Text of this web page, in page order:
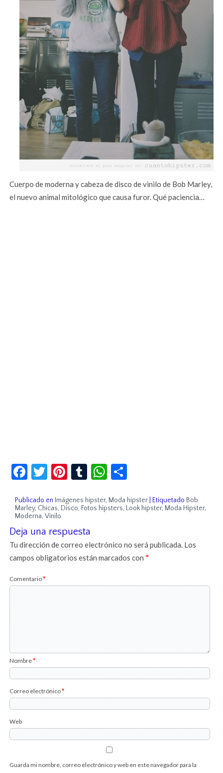
Cuerpo de moderna y cabeza de disco de vinilo de Bob Marley,
el nuevo animal mitológico que causa furor. Qué paciencia…
Facebook
Twitter
Pinterest
TumblrWhatsApp
Publicado en Imágenes hipster, Moda hipster Etiquetado Bob
Marley, Chicas, Disco, Fotos hipsters, Look hipster, Moda Hipster,
Moderna,Vinilo
Deja una respuesta
Tu dirección de correo electrónico no será publicada. Los
campos obligatorios están marcados con*
Comentario*
Nombre*
Correo electrónico*
Web
Guarda mi nombre, correo electrónico y web en este navegador para la